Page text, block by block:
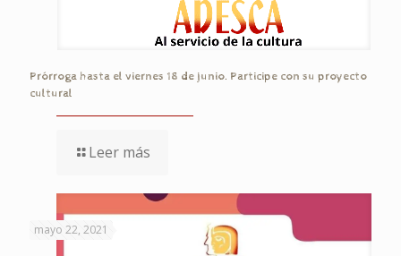
Prórroga hasta el viernes 18 de junio. Participe con su proyecto
cultural
Leer más
mayo 22, 2021